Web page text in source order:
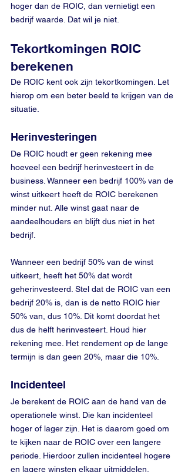
hoger dan de ROIC, dan vernietigt een
bedrijf waarde. Dat wil je niet.
Tekortkomingen ROIC
berekenen
De ROIC kent ook zijn tekortkomingen. Let
hierop om een beter beeld te krijgen van de
situatie.
Herinvesteringen
De ROIC houdt er geen rekening mee
hoeveel een bedrijf herinvesteert in de
business. Wanneer een bedrijf 100% van de
winst uitkeert heeft de ROIC berekenen
minder nut. Alle winst gaat naar de
aandeelhouders en blijft dus niet in het
bedrijf.
Wanneer een bedrijf 50% van de winst
uitkeert, heeft het 50% dat wordt
geherinvesteerd. Stel dat de ROIC van een
bedrijf 20% is, dan is de netto ROIC hier
50% van, dus 10%. Dit komt doordat het
dus de helft herinvesteert. Houd hier
rekening mee. Het rendement op de lange
termijn is dan geen 20%, maar die 10%.
Incidenteel
Je berekent de ROIC aan de hand van de
operationele winst. Die kan incidenteel
hoger of lager zijn. Het is daarom goed om
te kijken naar de ROIC over een langere
periode. Hierdoor zullen incidenteel hogere
en lagere winsten elkaar uitmiddelen.